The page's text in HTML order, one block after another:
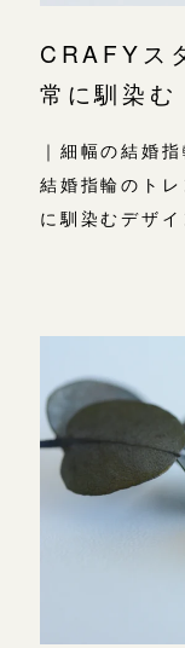
CRAFYス
常に馴染む
｜細幅の結婚
結婚指輪のト
に馴染むデザ